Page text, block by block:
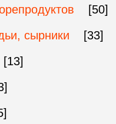
[50]
сырники
[33]
[13]